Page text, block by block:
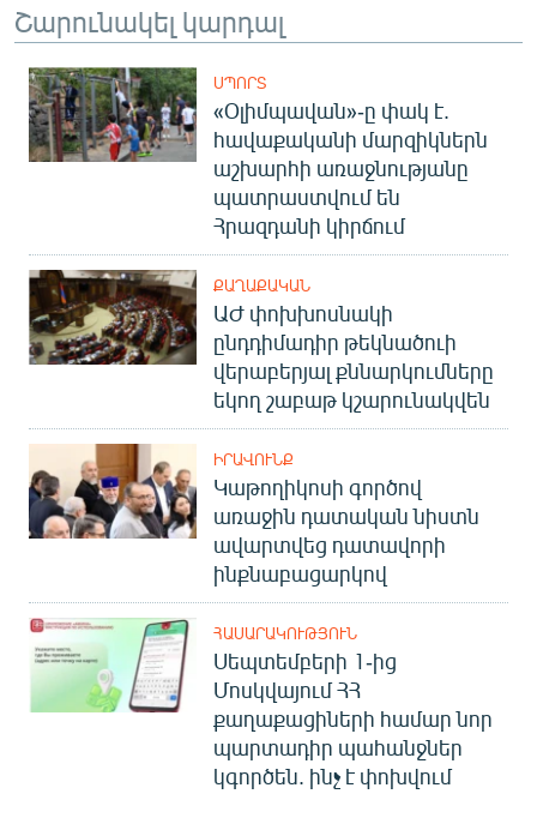
Շարունակել կարդալ
ՍՊՈՐՏ
«Օլիմպավան»-ը փակ է.
հավաքականի մարզիկներն
աշխարհի առաջնությանը
պատրաստվում են
Հրազդանի կիրճում
ՔԱՂԱՔԱԿԱՆ
ԱԺ փոխխոսնակի
ընդդիմադիր թեկնածուի
վերաբերյալ քննարկումները
եկող շաբաթ կշարունակվեն
ԻՐԱՎՈՒՆՔ
Կաթողիկոսի գործով
առաջին դատական նիստն
ավարտվեց դատավորի
ինքնաբացարկով
ՀԱՍԱՐԱԿՈՒԹՅՈՒՆ
Սեպտեմբերի 1-ից
Մոսկվայում ՀՀ
քաղաքացիների համար նոր
պարտադիր պահանջներ
կգործեն. ինչ է փոխվում